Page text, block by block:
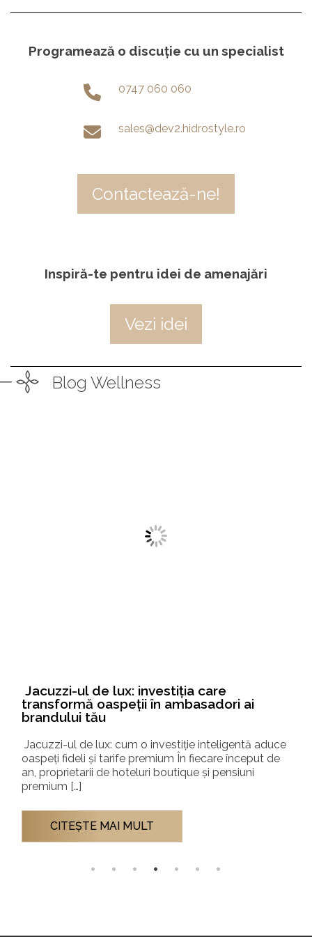
Programează o discuție cu un specialist
0747 060 060
sales@dev2.hidrostyle.ro
Contactează-ne!
Inspiră-te pentru idei de amenajări
Vezi idei
Blog Wellness
Jacuzzi-ul de lux: investiția care
transformă oaspeții în ambasadori ai
brandului tău
Jacuzzi-ul de lux: cum o investiție inteligentă aduce
oaspeți fideli și tarife premium În fiecare început de
an, proprietarii de hoteluri boutique și pensiuni
premium […]
CITEŞTE MAI MULT